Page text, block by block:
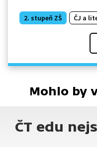
2. stupeň ZŠ ČJ a
Mohlo by
ČT edu